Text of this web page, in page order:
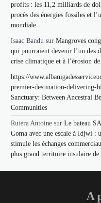
profits : les 11,2 milliards de
procès des énergies fossiles et
mondiale
Isaac Bandu surMangroves
qui pourraient devenir l’un des
crise climatique et à l’érosion
https://
premier-destination-delivering-
Sanctuary: Between Ancestral
Communities
Rutera Antoine surLe bateau
Goma avec une escale à Idjwi :
stimule les échanges
plus grand territoire insulaire de
A